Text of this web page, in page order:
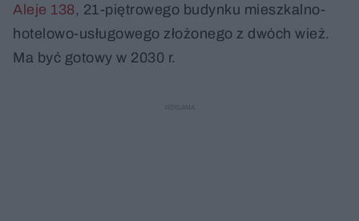
Aleje 138, 21-piętrowego budynku mieszkalno-
hotelowo-usługowego złożonego z dwóch wież.
Ma być gotowy w 2030 r.